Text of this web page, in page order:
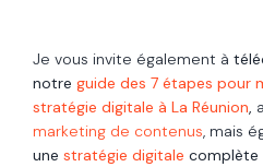
Je vous invite également à
notre guide des 7 étapes pour
stratégie digitale à La Réunion,
marketing de contenus, mais
une stratégie digitale complète